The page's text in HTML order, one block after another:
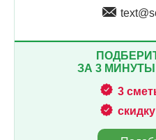
ЗА 3
3